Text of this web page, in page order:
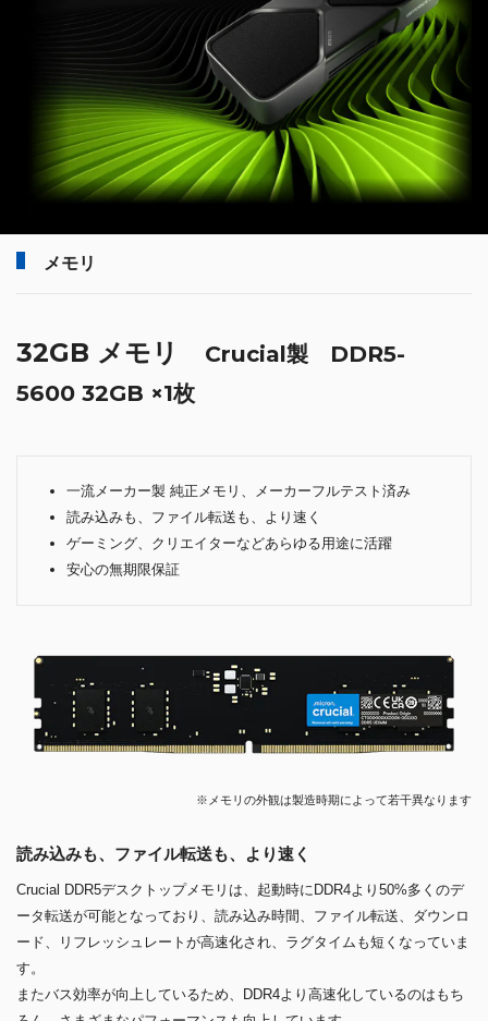
メモリ
32GB メモリ
Crucial製 DDR5-
5600 32GB ×1枚
一流メーカー製 純正メモリ、メーカーフルテスト済み
読み込みも、ファイル転送も、より速く
ゲーミング、クリエイターなどあらゆる用途に活躍
安心の無期限保証
※メモリの外観は製造時期によって若干異なります
読み込みも、ファイル転送も、より速く
Crucial DDR5デスクトップメモリは、起動時にDDR4より50%多くのデ
ータ転送が可能となっており、読み込み時間、ファイル転送、ダウンロ
ード、リフレッシュレートが高速化され、ラグタイムも短くなっていま
す。
またバス効率が向上しているため、DDR4より高速化しているのはもち